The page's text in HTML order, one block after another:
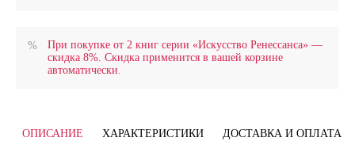
При покупке от 2 книг серии «Искусство Ренессанса» —
скидка 8%. Скидка применится в вашей корзине
автоматически.
ОПИСАНИЕ ХАРАКТЕРИСТИКИ ДОСТАВКА И ОПЛАТА